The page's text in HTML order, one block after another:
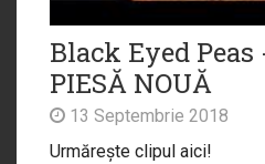
Black Eyed Peas
PIESĂ NOUĂ
13 Septembrie 2018
Urmărește clipul aici!